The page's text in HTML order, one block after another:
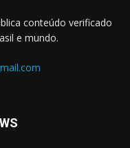
conteúdo verificado
e mundo.